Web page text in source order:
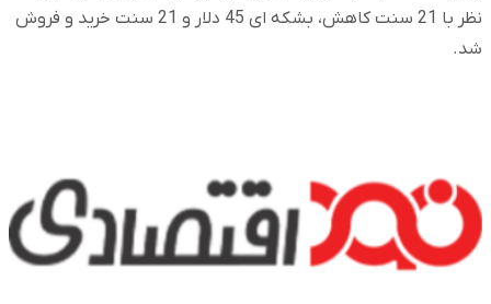
نظر با 21 سنت کاهش، بشکه ای 45 دلار و 21 سنت خرید و فروش
شد.